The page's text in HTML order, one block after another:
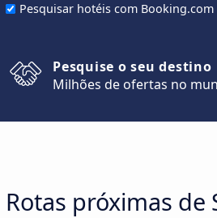
Pesquisar hotéis com Booking.com
Pesquise o seu destino
Milhões de ofertas no
Rotas próximas de